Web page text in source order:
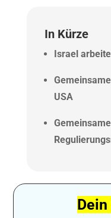
In Kürze
Israel
USA
Dein